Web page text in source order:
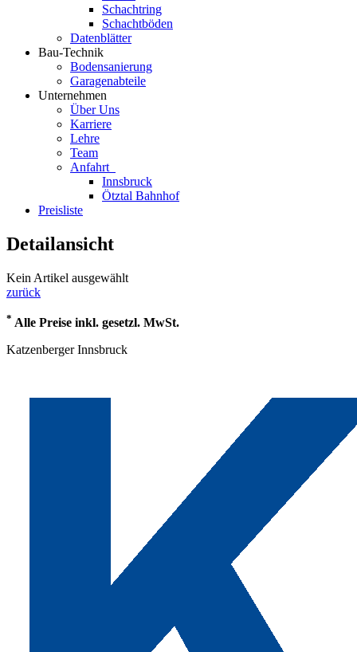
Schachtring
Schachtböden
Datenblätter
Bau-Technik
Bodensanierung
Garagenabteile
Unternehmen
Über Uns
Karriere
Lehre
Team
Anfahrt
Innsbruck
Ötztal Bahnhof
Preisliste
Detailansicht
Kein Artikel ausgewählt
zurück
* Alle Preise inkl. gesetzl. MwSt.
Katzenberger Innsbruck